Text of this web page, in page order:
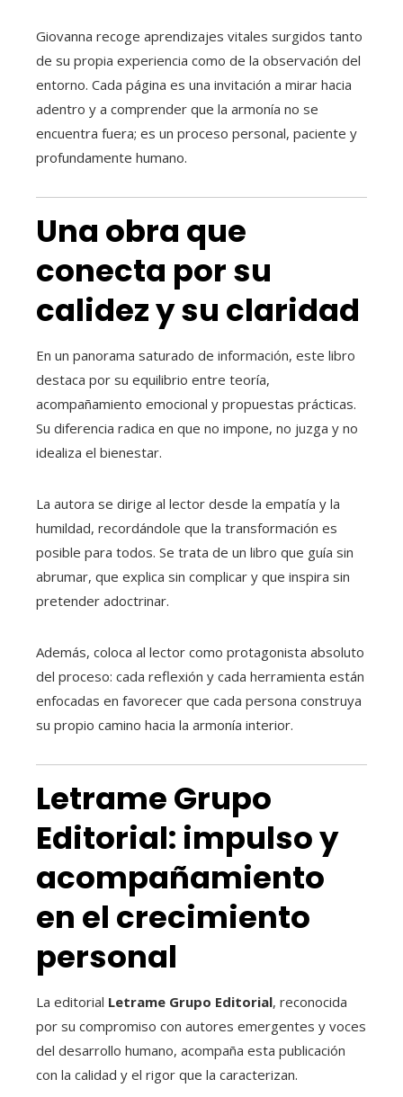
Giovanna recoge aprendizajes vitales surgidos tanto
de su propia experiencia como de la observación del
entorno. Cada página es una invitación a mirar hacia
adentro y a comprender que la armonía no se
encuentra fuera; es un proceso personal, paciente y
profundamente humano.
Una obra que
conecta por su
calidez y su claridad
En un panorama saturado de información, este libro
destaca por su equilibrio entre teoría,
acompañamiento emocional y propuestas prácticas.
Su diferencia radica en que no impone, no juzga y no
idealiza el bienestar.
La autora se dirige al lector desde la empatía y la
humildad, recordándole que la transformación es
posible para todos. Se trata de un libro que guía sin
abrumar, que explica sin complicar y que inspira sin
pretender adoctrinar.
Además, coloca al lector como protagonista absoluto
del proceso: cada reflexión y cada herramienta están
enfocadas en favorecer que cada persona construya
su propio camino hacia la armonía interior.
Letrame Grupo
Editorial: impulso y
acompañamiento
en el crecimiento
personal
La editorial Letrame Grupo Editorial, reconocida
por su compromiso con autores emergentes y voces
del desarrollo humano, acompaña esta publicación
con la calidad y el rigor que la caracterizan.